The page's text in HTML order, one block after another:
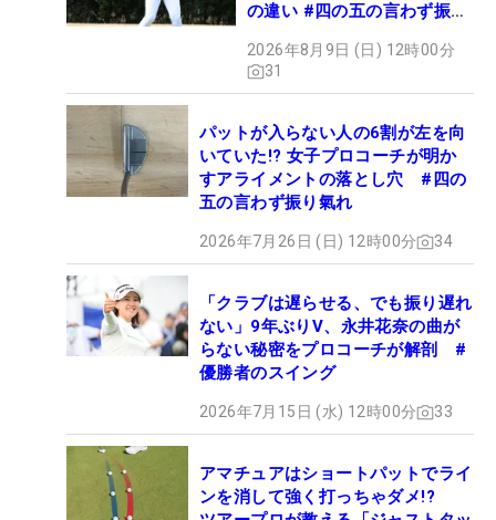
の違い #四の五の言わず振り
2026年8月9日 (日) 12時00分
31
パットが入らない人の6割が左を向
いていた!? 女子プロコーチが明か
すアライメントの落とし穴 #四の
五の言わず振り氣れ
2026年7月26日 (日) 12時00分 34
「クラブは遅らせる、でも振り遅れ
ない」9年ぶりV、永井花奈の曲が
らない秘密をプロコーチが解剖 #
優勝者のスイング
2026年7月15日 (水) 12時00分 33
アマチュアはショートパットでライ
ンを消して強く打っちゃダメ!?